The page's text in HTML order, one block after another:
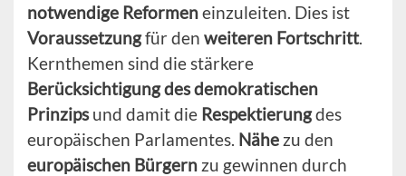
notwendige Reformeneinzuleiten. Dies ist
Voraussetzungfür den weiteren Fortschritt.
Kernthemen sind die stärkere
Berücksichtigung des demokratischen
Prinzipsund damit die Respektierungdes
europäischen Parlamentes. Nähe zu den
europäischen Bürgern zu gewinnen durch